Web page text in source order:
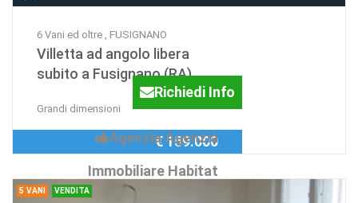
6 Vani ed oltre , FUSIGNANO
Villetta ad angolo libera
subito a Fusignano (RA)
Grandi dimensioni
Richiedi Info
Agenzia:Agenzia
Immobiliare Habitat
€ 159.000
5 VANI VENDITA